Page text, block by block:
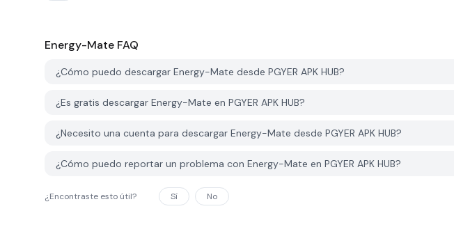
Energy-Mate FAQ
¿Cómo puedo descargar Energy-Mate desde PGYER APK HUB?
¿Es gratis descargar Energy-Mate en PGYER APK HUB?
¿Necesito una cuenta para descargar Energy-Mate desde PGYER APK HUB?
¿Cómo puedo reportar un problema con Energy-Mate en PGYER APK HUB?
¿Encontraste esto útil? Sí No